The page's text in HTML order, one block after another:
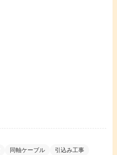
同軸ケーブル 引込み工事